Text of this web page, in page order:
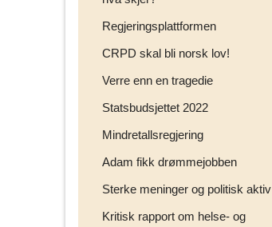
Regjeringsplattformen
CRPD skal bli norsk lov!
Verre enn en tragedie
Statsbudsjettet 2022
Mindretallsregjering
Adam fikk drømmejobben
Sterke meninger og politisk aktiv
Kritisk rapport om helse- og